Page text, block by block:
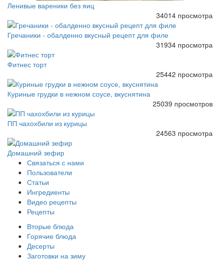
Ленивые вареники без яиц
34014 просмотра
Гречаники - обалденно вкусный рецепт для филе
31934 просмотра
Фитнес торт
25442 просмотра
Куриные грудки в нежном соусе, вкуснятина
25039 просмотров
ПП чахохбили из курицы
24563 просмотра
Домашний зефир
Связаться с нами
Пользователи
Статьи
Ингредиенты
Видео рецепты
Рецепты
Вторые блюда
Горячие блюда
Десерты
Заготовки на зиму